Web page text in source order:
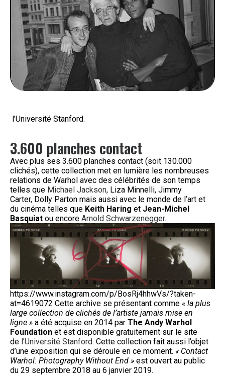
BONS PLANS
SOUTENEZ KULTT
l’Université Stanford.
3.600 planches contact
Avec plus ses 3.600 planches contact (soit 130.000
clichés), cette collection met en lumière les nombreuses
relations de Warhol avec des célébrités de son temps
telles que Michael Jackson, Liza Minnelli, Jimmy
Carter, Dolly Parton mais aussi avec le monde de l’art et
du cinéma telles que Keith Haring et Jean-Michel
Basquiat ou encore Arnold Schwarzenegger.
https://www.instagram.com/p/BosRj4hhwVs/?taken-
at=4619072 Cette archive se présentant comme « la plus
large collection de clichés de l’artiste jamais mise en
ligne » a été acquise en 2014 par The Andy Warhol
Foundation et est disponible gratuitement sur le site
de l’Université Stanford. Cette collection fait aussi l’objet
d’une exposition qui se déroule en ce moment. « Contact
Warhol: Photography Without End » est ouvert au public
du 29 septembre 2018 au 6 janvier 2019.